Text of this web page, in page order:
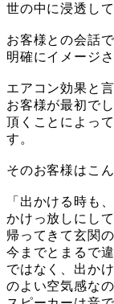
世の中に浸透し
お客様との会話
明確にイメージ
エアコン効果と
お客様が最初で
頂くことによっ
す。
そのお客様はこ
「出かける時も
かけっ放しにし
帰ってきて玄関
今までとまるで
ではなく、出か
のよい空気感な